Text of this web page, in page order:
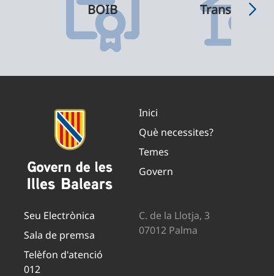
BOIB
Inici
Què necessites?
Temes
Govern
Seu Electrònica
Sala de premsa
Telèfon d'atenció
012
C. de la Llotja, 3
07012 Palma